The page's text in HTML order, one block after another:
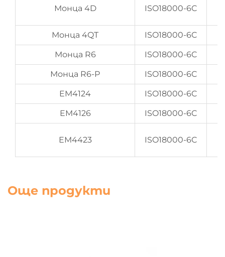
Монца 4D ISO18000-6C
Монца 4QT ISO18000-6C
Монца R6 ISO18000-6C
Монца R6-P ISO18000-6C
EM4124 ISO18000-6C
EM4126 ISO18000-6C
EM4423 ISO18000-6C
Още продукти